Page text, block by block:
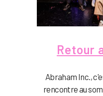
Retour
Abraham Inc.,
rencontre au